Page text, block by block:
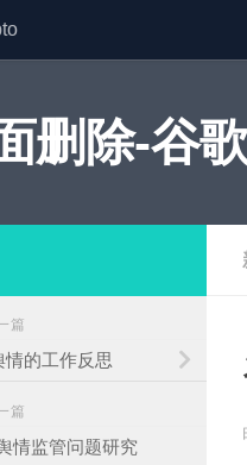
删除-谷
篇
情的工作反思
篇
情监管问题研究